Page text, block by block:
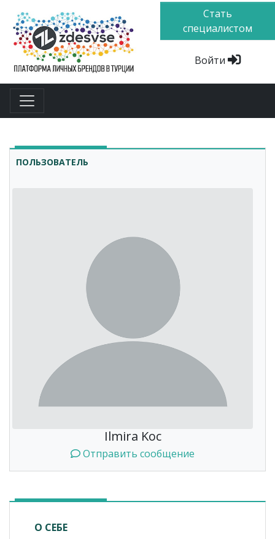
Стать
специалистом
Войти
ПОЛЬЗОВАТЕЛЬ
Ilmira Koc
Отправить сообщение
О СЕБЕ